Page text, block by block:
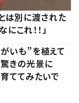
は別に渡された
これ！！」
いも”を植えて
きの光景に
育ててみたいで